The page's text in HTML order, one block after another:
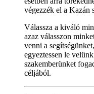
végezzék el a Kazán
Válassza a kiváló
azaz válasszon
venni a
egyeztessen le
szakemberünket
céljából.